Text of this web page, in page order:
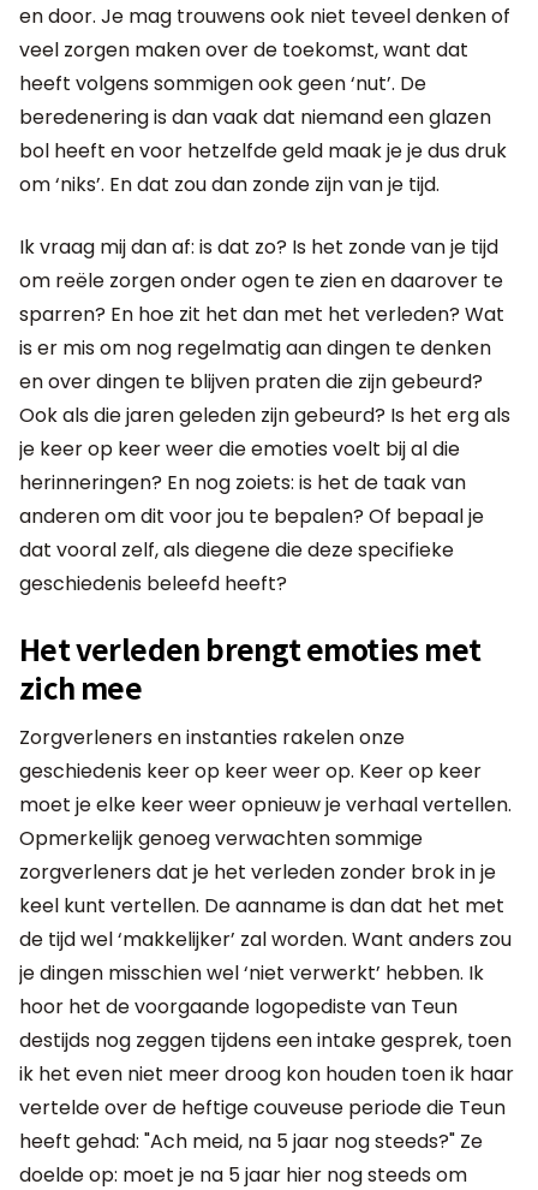
en door. Je mag trouwens ook niet teveel denken of
veel zorgen maken over de toekomst, want dat
heeft volgens sommigen ook geen ‘nut’. De
beredenering is dan vaak dat niemand een glazen
bol heeft en voor hetzelfde geld maak je je dus druk
om ‘niks’. En dat zou dan zonde zijn van je tijd.
Ik vraag mij dan af: is dat zo? Is het zonde van je tijd
om reële zorgen onder ogen te zien en daarover te
sparren? En hoe zit het dan met het verleden? Wat
is er mis om nog regelmatig aan dingen te denken
en over dingen te blijven praten die zijn gebeurd?
Ook als die jaren geleden zijn gebeurd? Is het erg als
je keer op keer weer die emoties voelt bij al die
herinneringen? En nog zoiets: is het de taak van
anderen om dit voor jou te bepalen? Of bepaal je
dat vooral zelf, als diegene die deze specifieke
geschiedenis beleefd heeft?
Het verleden brengt emoties met
zich mee
Zorgverleners en instanties rakelen onze
geschiedenis keer op keer weer op. Keer op keer
moet je elke keer weer opnieuw je verhaal vertellen.
Opmerkelijk genoeg verwachten sommige
zorgverleners dat je het verleden zonder brok in je
keel kunt vertellen. De aanname is dan dat het met
de tijd wel ‘makkelijker’ zal worden. Want anders zou
je dingen misschien wel ‘niet verwerkt’ hebben. Ik
hoor het de voorgaande logopediste van Teun
destijds nog zeggen tijdens een intake gesprek, toen
ik het even niet meer droog kon houden toen ik haar
vertelde over de heftige couveuse periode die Teun
heeft gehad: "Ach meid, na 5 jaar nog steeds?" Ze
doelde op: moet je na 5 jaar hier nog steeds om